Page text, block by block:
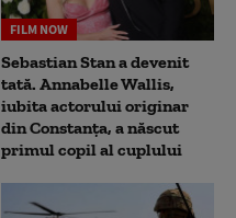
FILM NOW
Sebastian Stan a devenit
tată. Annabelle Wallis,
iubita actorului originar
din Constanța, a născut
primul copil al cuplului